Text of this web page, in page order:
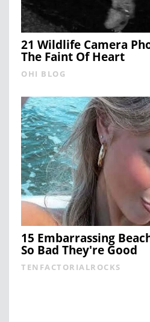
21 Wildlife Camera
The Faint Of Heart
OHI BLOG
15 Embarrassing
So Bad They're Good
TENFACTORIALROCKS